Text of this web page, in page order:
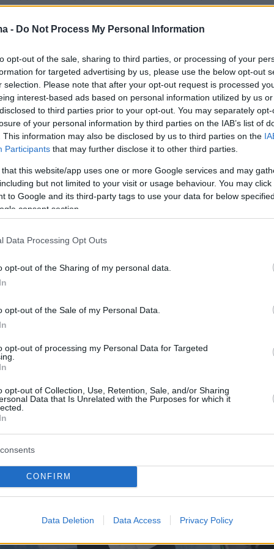
- Do Not Process My Personal Information
opt-out of the sale, sharing to third parties, or processing of your
for targeted advertising by us, please use the below opt-out
selection. Please note that after your opt-out request is processed
interest-based ads based on personal information utilized by us
to third parties prior to your opt-out. You may separately
of your personal information by third parties on the IAB’s list of
This information may also be disclosed by us to third parties on the
Participants that may further disclose it to other third parties.
that this website/app uses one or more Google services and may
but not limited to your visit or usage behaviour. You may
to Google and its third-party tags to use your data for below
consent section.
Data Processing Opt Outs
opt-out of the Sharing of my personal data.
opt-out of the Sale of my Personal Data.
opt-out of processing my Personal Data for Targeted
opt-out of Collection, Use, Retention, Sale, and/or Sharing
Data that Is Unrelated with the Purposes for which it
CONFIRM
Data Deletion Data Access Privacy Policy
εγκατέλειψαν όπως τα ποντίκια το
σαπιοκάραβο. Προηγουμένως,
του Ιουλίου 2019 αφήνοντάς την εκτός
από έναν χρόνο ο κατήφορος προς
ολοκληρωνόταν με πάταγο. Τα γραφεία-
σε όλη τη χώρα έβαζαν το ένα μετά το άλλο
άδεια και έρημη, η κεντρική της
στη Μεσογείων.
χρηματοδότησης στέρεψε και η ιστοσελίδα
σε ένα σκηνικό πλήρους απαξίωσης που το
οι αποστασιοποιήσεις, οι παραιτήσεις, οι
οι διασπάσεις και οι τριχοτομήσεις. Με
εκφυλισμού και ψυχορραγήματος,
αποφορά της αποσύνθεσης.